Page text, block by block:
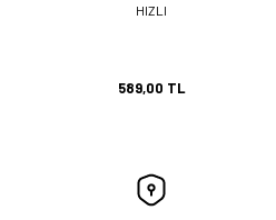
HIZLI
589,00 TL